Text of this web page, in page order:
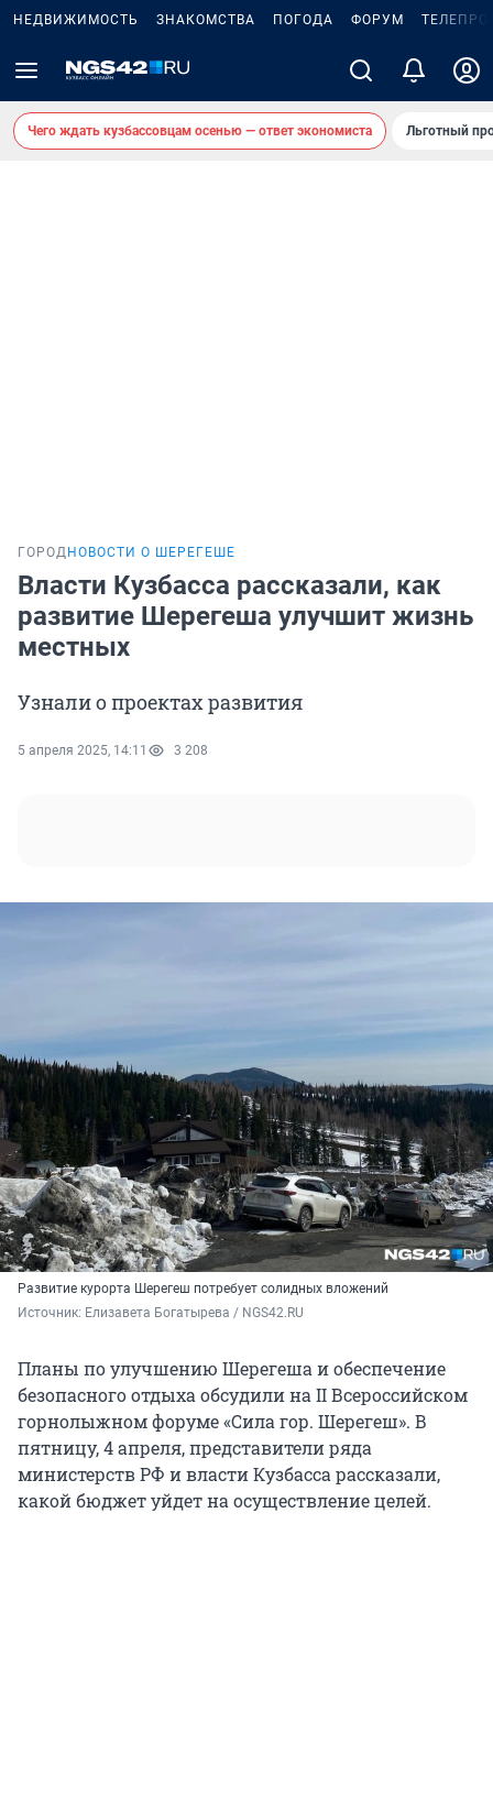
НЕДВИЖИМОСТЬ ЗНАКОМСТВА ПОГОДА ФОРУМ
Чего ждать кузбассовцам осенью — ответ экономиста Льготный
ГОРОД НОВОСТИ О ШЕРЕГЕШЕ
Власти Кузбасса рассказали, как
развитие Шерегеша улучшит жизнь
местных
Узнали о проектах развития
5 апреля 2025, 14:11 3 208
Развитие курорта Шерегеш потребует солидных вложений
Источник: Елизавета Богатырева / NGS42.RU
Планы по улучшению Шерегеша и обеспечение
безопасного отдыха обсудили на II Всероссийском
горнолыжном форуме «Сила гор. Шерегеш». В
пятницу, 4 апреля, представители ряда
министерств РФ и власти Кузбасса рассказали,
какой бюджет уйдет на осуществление целей.